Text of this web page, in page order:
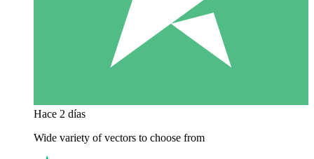
Hace 2 días
Wide variety of vectors to choose from